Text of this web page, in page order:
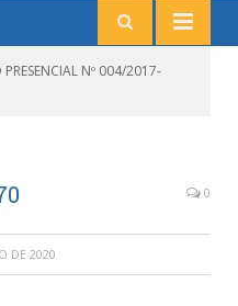
PRESENCIAL Nº 004/2017-
0
DE 2020